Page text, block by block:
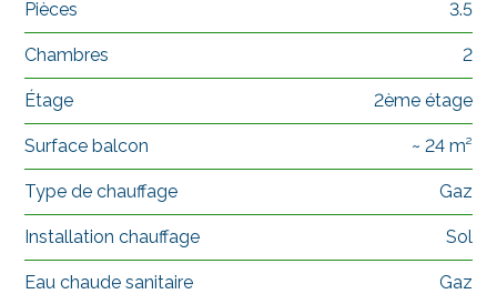
Pièces 3.5
Chambres 2
Étage 2ème étage
Surface balcon ~ 24 m²
Type de chauffage Gaz
Installation chauffage Sol
Eau chaude sanitaire Gaz